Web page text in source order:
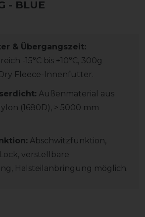
- BLUE
& Übergangszeit:
-15°C bis +10°C, 300g
Fleece-Innenfutter.
Außenmaterial aus
(1680D), > 5000 mm
Abschwitzfunktion,
verstellbare
Halsteilanbringung möglich.